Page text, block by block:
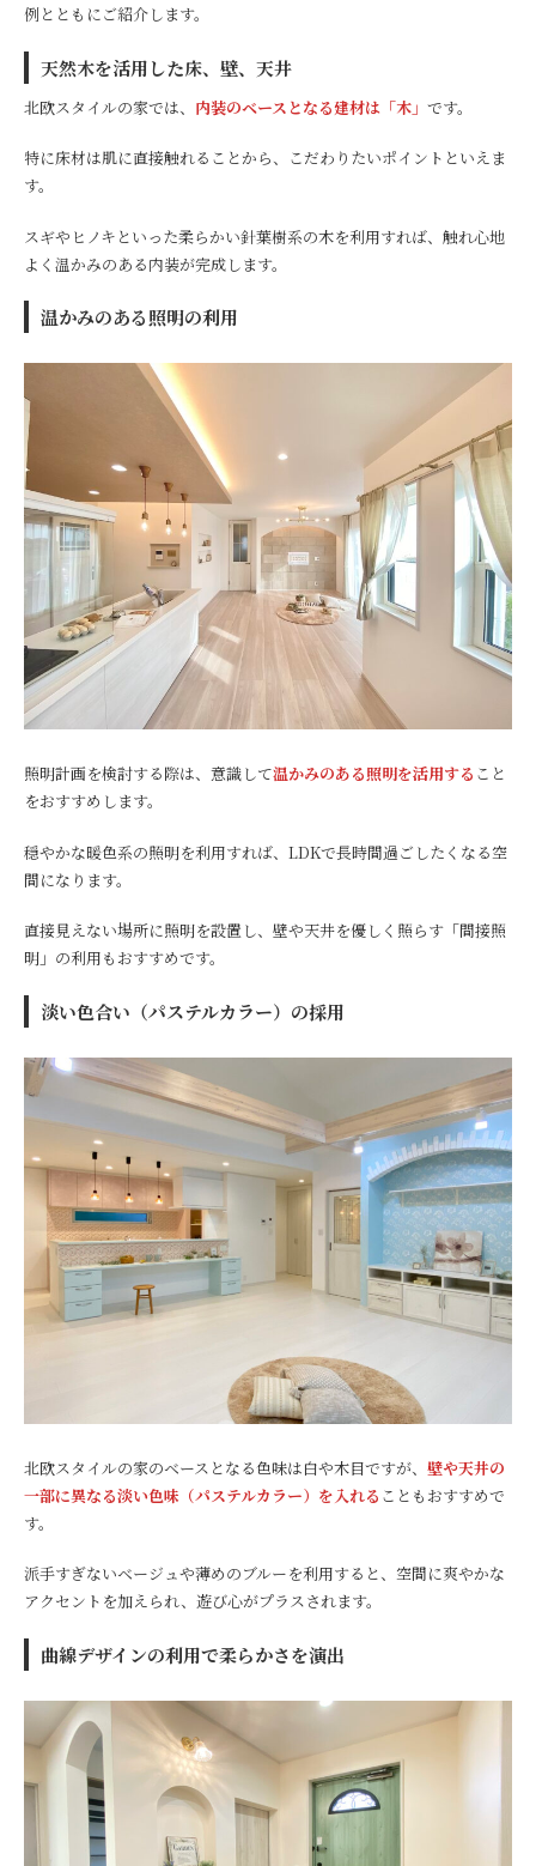
例とともにご紹介します。
天然木を活用した床、壁、天井
北欧スタイルの家では、 内装のベースとなる建材は「木」 です。
特に床材は肌に直接触れることから、こだわりたいポイントといえま
す。
スギやヒノキといった柔らかい針葉樹系の木を利用すれば、触れ心地
よく温かみのある内装が完成します。
温かみのある照明の利用
照明計画を検討する際は、意識して温かみのある照明を活用する こと
をおすすめします。
穏やかな暖色系の照明を利用すれば、LDKで長時間過ごしたくなる空
間になります。
直接見えない場所に照明を設置し、壁や天井を優しく照らす「間接照
明」の利用もおすすめです。
淡い色合い（パステルカラー）の採用
北欧スタイルの家のベースとなる色味は白や木目ですが、 壁や天井の
一部に異なる淡い色味（パステルカラー）を入れる こともおすすめで
す。
派手すぎないベージュや薄めのブルーを利用すると、空間に爽やかな
アクセントを加えられ、遊び心がプラスされます。
曲線デザインの利用で柔らかさを演出